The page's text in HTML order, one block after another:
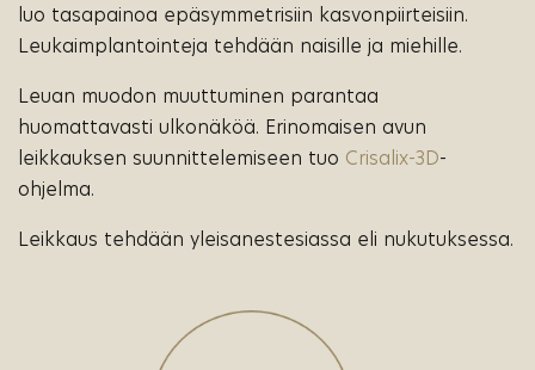
luo tasapainoa epäsymmetrisiin kasvonpiirteisiin.
Leukaimplantointeja tehdään naisille ja miehille.
Leuan muodon muuttuminen parantaa
huomattavasti ulkonäköä. Erinomaisen avun
leikkauksen suunnittelemiseen tuo Crisalix-3D-
ohjelma.
Leikkaus tehdään yleisanestesiassa eli nukutuksessa.